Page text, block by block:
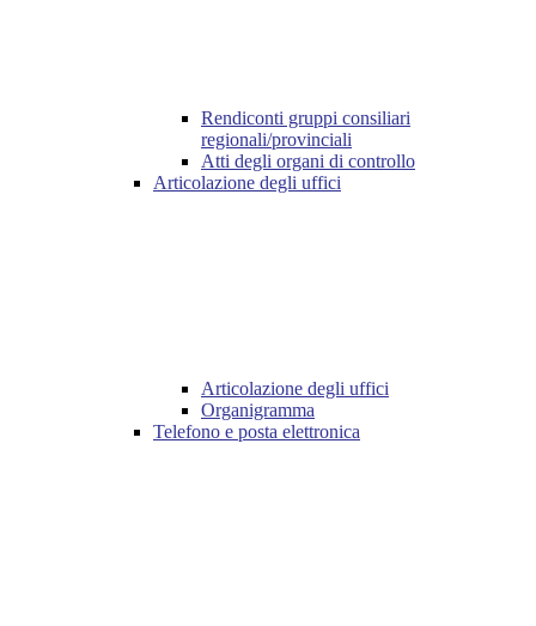
Rendiconti gruppi consiliari
regionali/provinciali
Atti degli organi di controllo
Articolazione degli uffici
Articolazione degli uffici
Organigramma
Telefono e posta elettronica